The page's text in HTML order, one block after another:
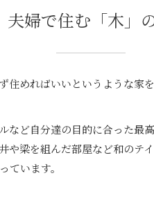
夫婦で住む「木」
めればいいというような家
など自分達の目的に合った
や梁を組んだ部屋など和のテ
ています。